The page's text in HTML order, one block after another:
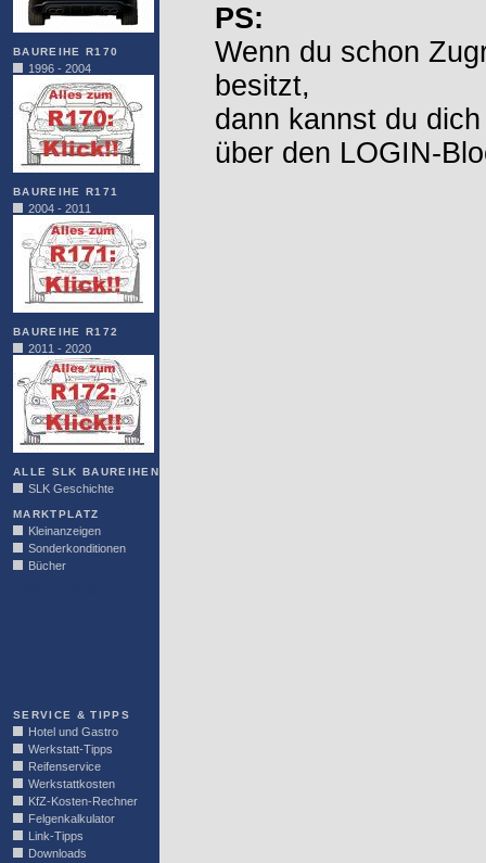
BAUREIHE R170
1996 - 2004
BAUREIHE R171
2004 - 2011
BAUREIHE R172
2011 - 2020
ALLE SLK BAUREIHEN
SLK Geschichte
MARKTPLATZ
Kleinanzeigen
Sonderkonditionen
Bücher
SERVICE & TIPPS
Hotel und Gastro
Werkstatt-Tipps
Reifenservice
Werkstattkosten
KfZ-Kosten-Rechner
Felgenkalkulator
Link-Tipps
Downloads
PS:
Wenn du schon
besitzt,
dann kannst du
über den LOGIN-